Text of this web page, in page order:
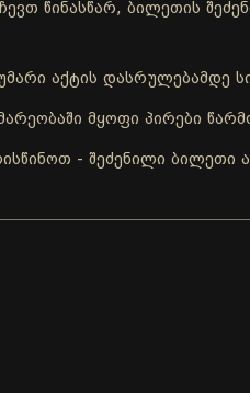
წინასწარ, ბილეთის
აქტის დასრულებამდე
მყოფი პირები
- შეძენილი ბილეთი